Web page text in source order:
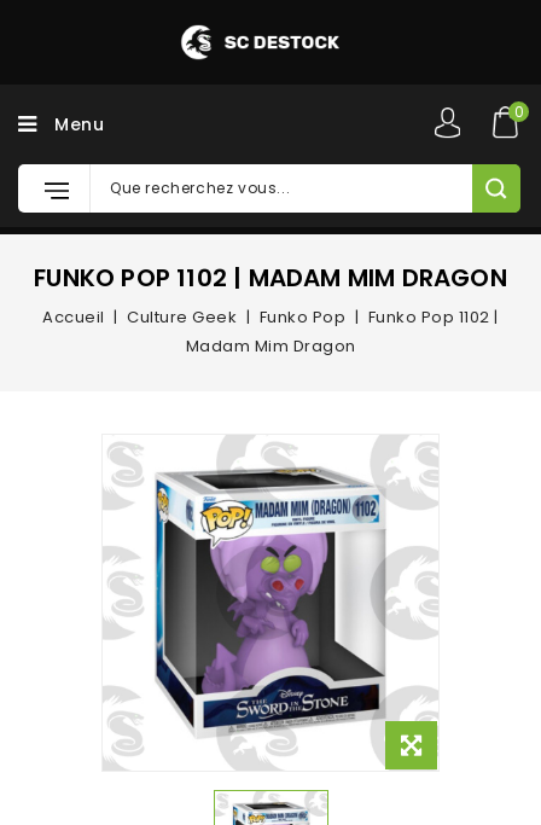
Menu
0
FUNKO POP 1102 | MADAM MIM DRAGON
Accueil Culture Geek Funko Pop
Funko Pop 1102 |
Madam Mim Dragon